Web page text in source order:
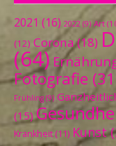
2021 (16) 2022 (9) Art
(12) Corona(18)
(64)
Fotografie
Frühling (9)
(15)
Krankheit (11) Kunst